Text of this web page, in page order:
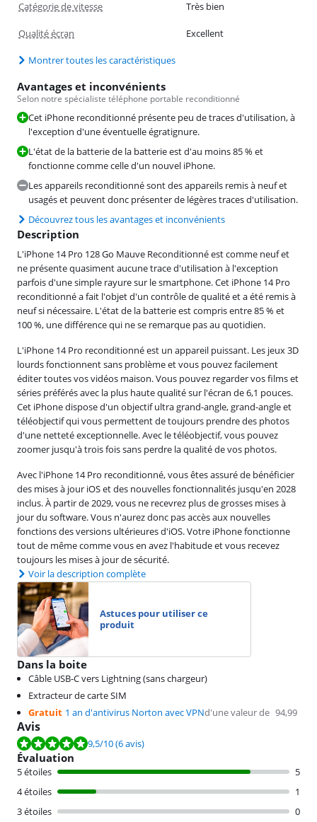
Catégorie de vitesse Très bien
Qualité écran Excellent
Montrer toutes les caractéristiques
Avantages et inconvénients
Selon notre spécialiste téléphone portable reconditionné
Cet iPhone reconditionné présente peu de traces d'utilisation, à
l'exception d'une éventuelle égratignure.
L'état de la batterie de la batterie est d'au moins 85 % et
fonctionne comme celle d'un nouvel iPhone.
Les appareils reconditionné sont des appareils remis à neuf et
usagés et peuvent donc présenter de légères traces d'utilisation.
Découvrez tous les avantages et inconvénients
Description
L'iPhone 14 Pro 128 Go Mauve Reconditionné est comme neuf et
ne présente quasiment aucune trace d'utilisation à l'exception
parfois d'une simple rayure sur le smartphone. Cet iPhone 14 Pro
reconditionné a fait l'objet d'un contrôle de qualité et a été remis à
neuf si nécessaire. L'état de la batterie est compris entre 85 % et
100 %, une différence qui ne se remarque pas au quotidien.
L'iPhone 14 Pro reconditionné est un appareil puissant. Les jeux 3D
lourds fonctionnent sans problème et vous pouvez facilement
éditer toutes vos vidéos maison. Vous pouvez regarder vos films et
séries préférés avec la plus haute qualité sur l'écran de 6,1 pouces.
Cet iPhone dispose d'un objectif ultra grand-angle, grand-angle et
téléobjectif qui vous permettent de toujours prendre des photos
d'une netteté exceptionnelle. Avec le téléobjectif, vous pouvez
zoomer jusqu'à trois fois sans perdre la qualité de vos photos.
Avec l'iPhone 14 Pro reconditionné, vous êtes assuré de bénéficier
des mises à jour iOS et des nouvelles fonctionnalités jusqu'en 2028
inclus. À partir de 2029, vous ne recevrez plus de grosses mises à
jour du software. Vous n'aurez donc pas accès aux nouvelles
fonctions des versions ultérieures d'iOS. Votre iPhone fonctionne
tout de même comme vous en avez l'habitude et vous recevez
toujours les mises à jour de sécurité.
Voir la description complète
Astuces pour utiliser ce
produit
Dans la boite
Câble USB-C vers Lightning (sans chargeur)
Extracteur de carte SIM
Gratuit 1 an d'antivirus Norton avec VPNd'une valeur de 94,99
Avis
La note est de 9,5 sur 10, basée sur 6 avis.
9,5/10(6 avis)
Évaluation
5 étoiles
5
4 étoiles
1
3 étoiles
0